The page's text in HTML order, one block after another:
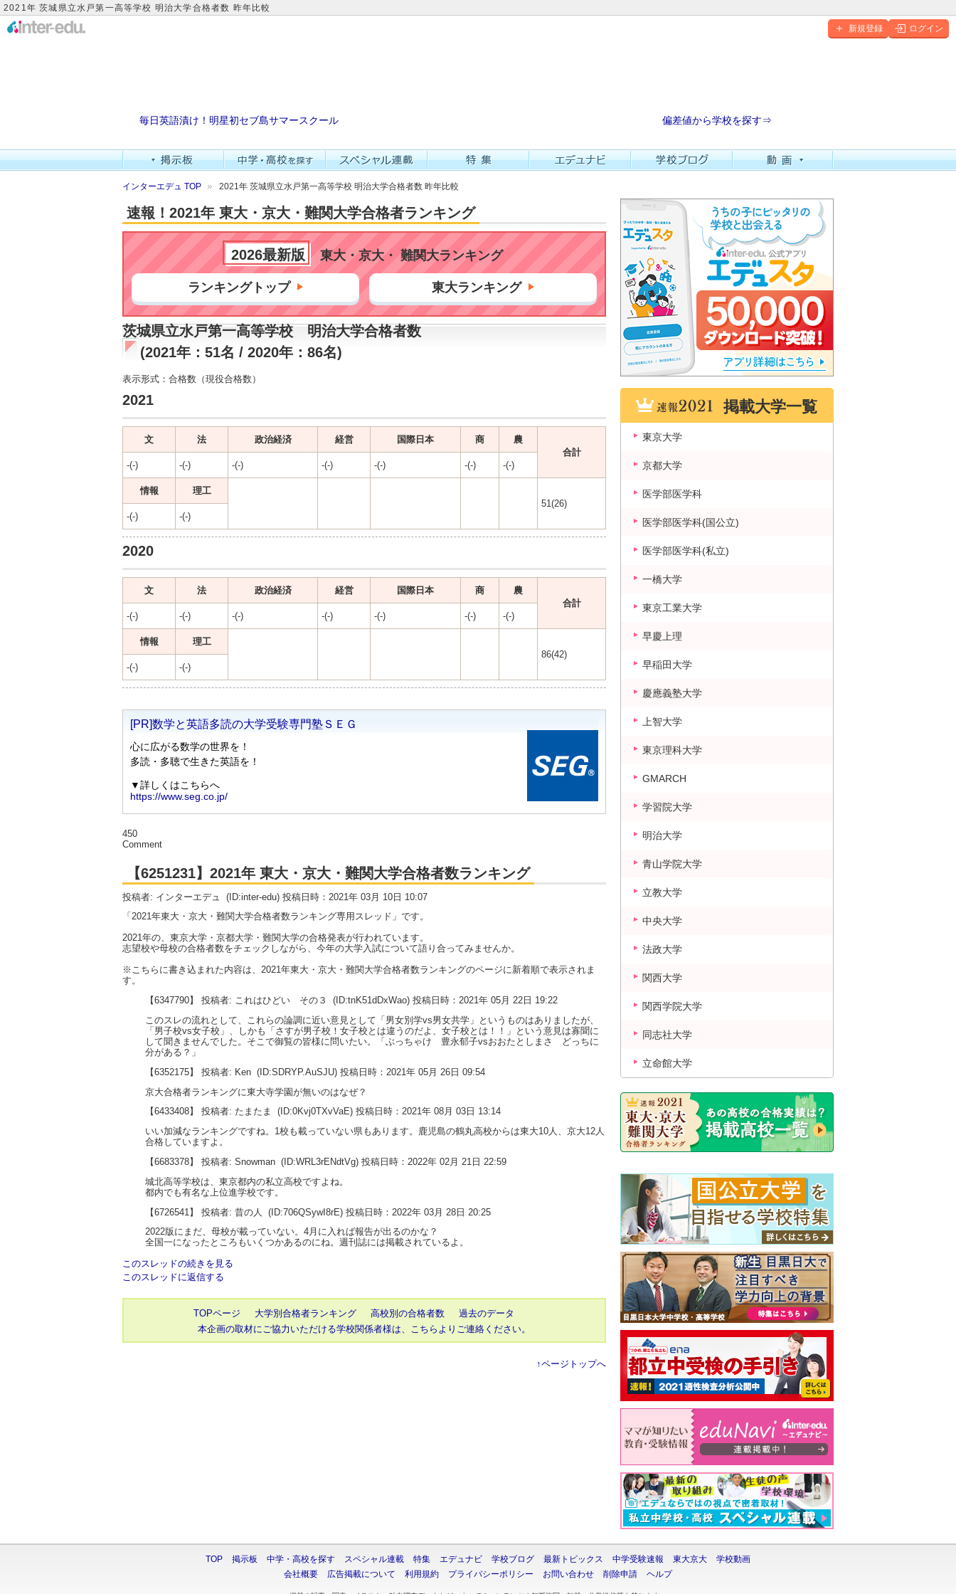
2021年 茨城県立水戸第一高等学校 明治大学合格者数 昨年比較
新規登録 ログイン
毎日英語漬け！明星初セブ島サマースクール 偏差値から学校を探す⇒
インターエデュ TOP 2021年 茨城県立水戸第一高等学校 明治大学合格者数 昨年比較
速報！2021年 東大・京大・難関大学合格者ランキング
2026最新版 東大・京大・ 難関大ランキング
ランキングトップ 東大ランキング
茨城県立水戸第一高等学校 明治大学合格者数
(2021年：51名 / 2020年：86名)
表示形式：合格数（現役合格数）
2021
文 法 政治経済 経営 国際日本 商
農
合計
-(-)
-(-) -(-) -(-) -(-) -(-) -(-)
情報
理工
51(26)
-(-)
-(-)
2020
文 法 政治経済 経営 国際日本 商
農
合計
-(-)
-(-) -(-) -(-) -(-) -(-) -(-)
情報
理工
86(42)
-(-)
-(-)
450
Comment
【6251231】2021年 東大・京大・難関大学合格者数ランキング
投稿者: インターエデュ
(ID:inter-edu) 投稿日時：2021年 03月 10日 10:07
「2021年東大・京大・難関大学合格者数ランキング専用スレッド」です。
2021年の、東京大学・京都大学・難関大学の合格発表が行われています。
志望校や母校の合格者数をチェックしながら、今年の大学入試について語り合ってみませんか。
※こちらに書き込まれた内容は、2021年東大・京大・難関大学合格者数ランキングのページに新着順で表示されま
す。
【6347790】 投稿者: これはひどい その３
(ID:tnK51dDxWao) 投稿日時：2021年 05月 22日 19:22
このスレの流れとして、これらの論調に近い意見として「男女別学vs男女共学」というものはありましたが、
「男子校vs女子校」、しかも「さすが男子校！女子校とは違うのだよ、女子校とは！！」という意見は寡聞に
して聞きませんでした。そこで御覧の皆様に問いたい。「ぶっちゃけ 豊永郁子vsおおたとしまさ どっちに
分がある？」
【6352175】 投稿者: Ken (ID:SDRYP.AuSJU) 投稿日時：2021年 05月 26日 09:54
京大合格者ランキングに東大寺学園が無いのはなぜ？
【6433408】 投稿者: たまたま
(ID:0Kvj0TXvVaE) 投稿日時：2021年 08月 03日 13:14
いい加減なランキングですね。1校も載っていない県もあります。鹿児島の鶴丸高校からは東大10人、京大12人
合格していますよ。
【6683378】 投稿者: Snowman (ID:WRL3rENdtVg) 投稿日時：2022年 02月 21日 22:59
城北高等学校は、東京都内の私立高校ですよね。
都内でも有名な上位進学校です。
【6726541】 投稿者: 昔の人
(ID:706QSywI8rE) 投稿日時：2022年 03月 28日 20:25
2022版にまだ、母校が載っていない。4月に入れば報告が出るのかな？
全国一になったところもいくつかあるのにね。週刊誌には掲載されているよ。
このスレッドの続きを見る
このスレッドに返信する
TOPページ 大学別合格者ランキング 高校別の合格者数
過去のデータ
本企画の取材にご協力いただける学校関係者様は、こちらよりご連絡ください。
↑ページトップへ
掲載大学一覧
東京大学
京都大学
医学部医学科
医学部医学科(国公立)
医学部医学科(私立)
一橋大学
東京工業大学
早慶上理
早稲田大学
慶應義塾大学
上智大学
東京理科大学
GMARCH
学習院大学
明治大学
青山学院大学
立教大学
中央大学
法政大学
関西大学
関西学院大学
同志社大学
立命館大学
TOP 掲示板 中学・高校を探す スペシャル連載 特集 エデュナビ 学校ブログ 最新トピックス 中学受験速報 東大京大
学校動画
会社概要
広告掲載について 利用規約 プライバシーポリシー お問い合わせ 削除申請 ヘルプ